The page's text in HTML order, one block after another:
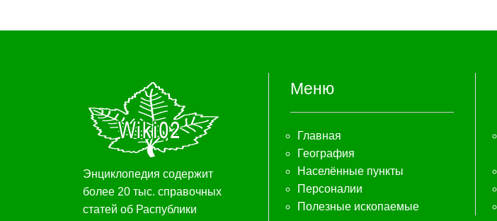
Энциклопедия содержит
более 20 тыс. справочных
статей об Распублики
Меню
Главная
География
Населённые пункты
Персоналии
Полезные ископаемые